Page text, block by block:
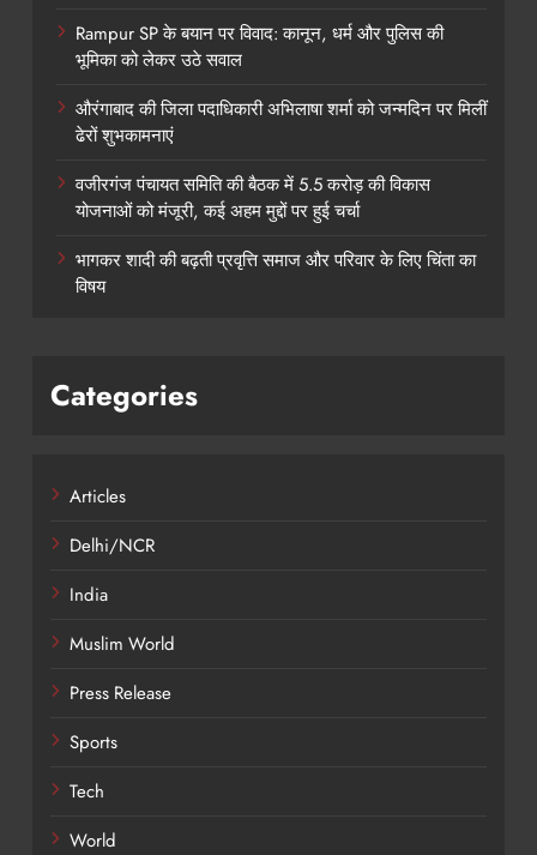
Rampur SP के बयान पर विवाद: कानून, धर्म और पुलिस की
भूमिका को लेकर उठे सवाल
औरंगाबाद की जिला पदाधिकारी अभिलाषा शर्मा को जन्मदिन पर मिलीं
ढेरों शुभकामनाएं
वजीरगंज पंचायत समिति की बैठक में 5.5 करोड़ की विकास
योजनाओं को मंजूरी, कई अहम मुद्दों पर हुई चर्चा
भागकर शादी की बढ़ती प्रवृत्ति समाज और परिवार के लिए चिंता का
विषय
Categories
Articles
Delhi/NCR
India
Muslim World
Press Release
Sports
Tech
World